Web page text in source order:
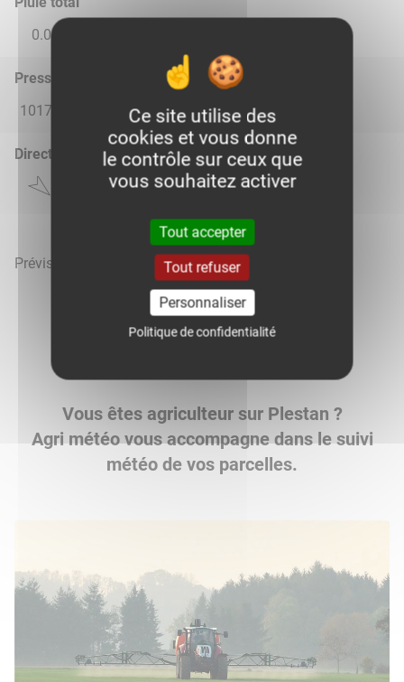
0.0
Pression atmosphérique (hPa)
1017.0
1018.0 1018.0 1018.0
Direction du vent
Prévisions météo mises à jour le 8 août 2026 à 19h
Vous êtes agriculteur sur Plestan ?
Agri météo vous accompagne dans le suivi
météo de vos parcelles.
Ce site utilise des
cookies et vous donne
le contrôle sur ceux que
vous souhaitez activer
Tout accepter
Tout refuser
Personnaliser
Politique de confidentialité